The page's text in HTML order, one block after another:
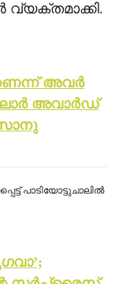
വ്യക്തമാക്കി.
അവര്‍
അവാര്‍ഡ്‌
സാനു
പാടിയോട്ടുചാലില്‍